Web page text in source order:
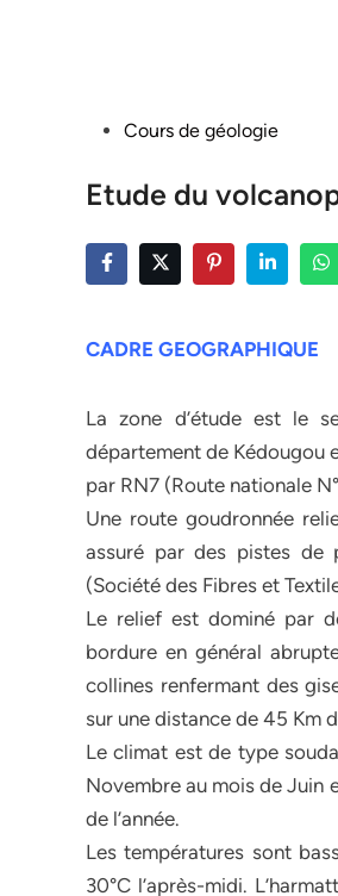
PostedCours de géologie
Etude du
CADRE GEOGRAPHIQUE
La zone d’étude est le
département de Kédougou
par RN7 (Route nationale
Une route goudronnée
assuré par des pistes de
(Société des Fibres et
Le relief est dominé par
bordure en général
collines renfermant des
sur une distance de 45 Km
Le climat est de type
Novembre au mois de Juin
de l’année.
Les températures sont
30°C l’après-midi.